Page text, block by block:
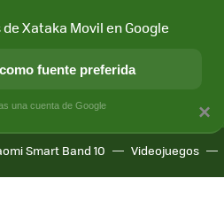
SOCIEDAD APLICACIONES
Smart Band 10 Videojuegos
×
Xataka Movil en Google
fuente preferida
una cuenta de Google